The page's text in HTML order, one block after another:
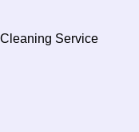
Service